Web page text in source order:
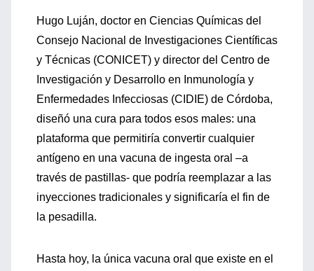
Hugo Luján, doctor en Ciencias Químicas del
Consejo Nacional de Investigaciones Científicas
y Técnicas (CONICET) y director del Centro de
Investigación y Desarrollo en Inmunología y
Enfermedades Infecciosas (CIDIE) de Córdoba,
diseñó una cura para todos esos males: una
plataforma que permitiría convertir cualquier
antígeno en una vacuna de ingesta oral –a
través de pastillas- que podría reemplazar a las
inyecciones tradicionales y significaría el fin de
la pesadilla.
Hasta hoy, la única vacuna oral que existe en el